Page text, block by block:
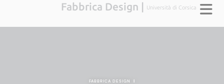
Fabbrica Design | Università di Corsica
FABBRICA DESIGN |